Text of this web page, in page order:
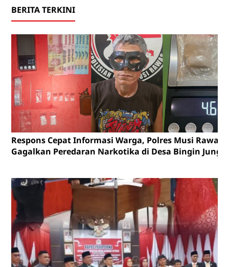
BERITA TERKINI
Respons Cepat Informasi Warga, Polres Musi Rawas
Gagalkan Peredaran Narkotika di Desa Bingin